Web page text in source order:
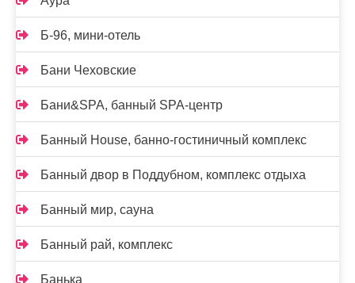
Б-96, мини-отель
Бани Чеховские
Бани&SPA, банный SPA-центр
Банный House, банно-гостиничный комплекс
Банный двор в Поддубном, комплекс отдыха
Банный мир, сауна
Банный рай, комплекс
Банька